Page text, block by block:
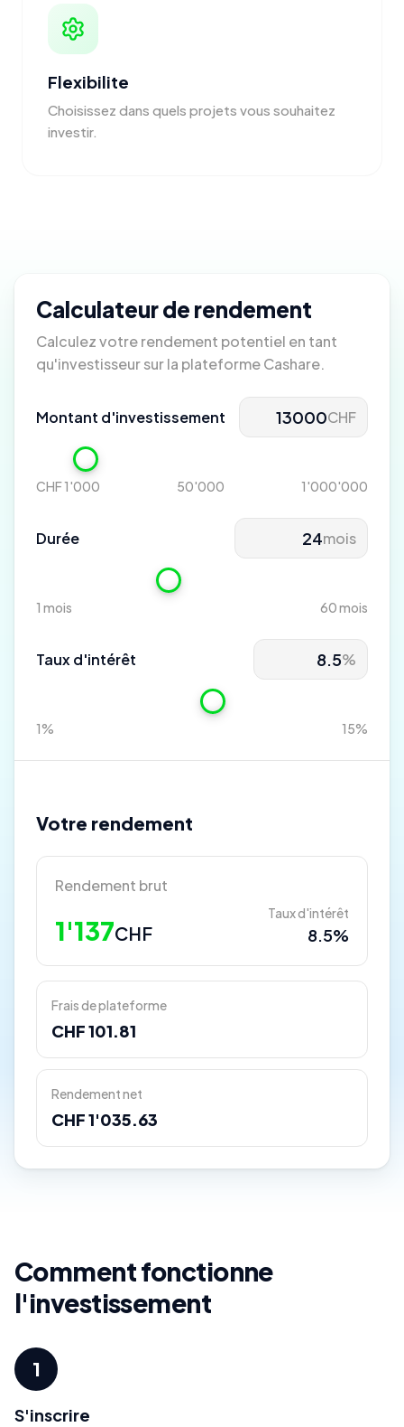
Flexibilite
Choisissez dans quels projets vous souhaitez
investir.
Calculateur de rendement
Calculez votre rendement potentiel en tant
qu'investisseur sur la plateforme Cashare.
Montant d'investissement CHF
CHF 1'000 50'000 1'000'000
Durée mois
1 mois 60 mois
Taux d'intérêt %
1% 15%
Votre rendement
Rendement brut
1'137CHF
Taux d'intérêt
8.5%
Frais de plateforme
CHF 101.81
Rendement net
CHF 1'035.63
Comment fonctionne
l'investissement
1
S'inscrire